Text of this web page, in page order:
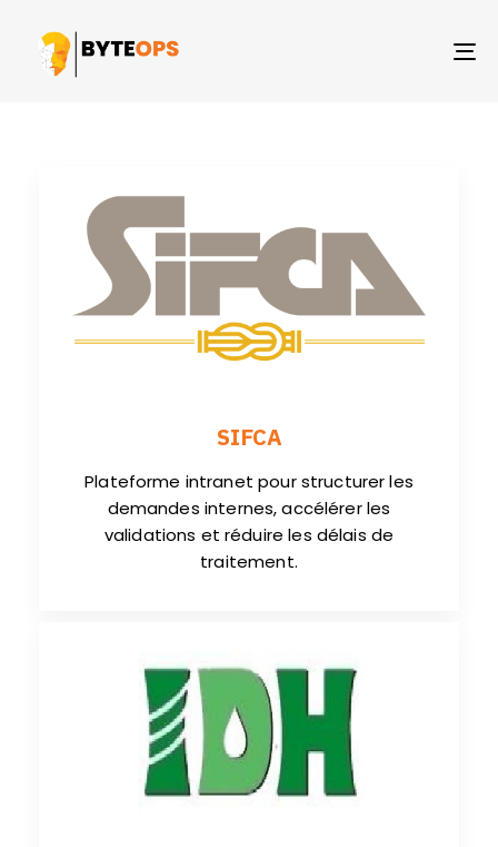
SIFCA
Plateforme intranet pour structurer les
demandes internes, accélérer les
validations et réduire les délais de
traitement.